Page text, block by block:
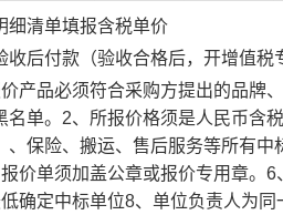
细清单填报含税单价
收后付款（验收合格后，开增值税
产品必须符合采购方提出的品牌
名单。2、所报价格须是人民币含
、保险、搬运、售后服务等所有
价单须加盖公章或报价专用章。
确定中标单位8、单位负责人为